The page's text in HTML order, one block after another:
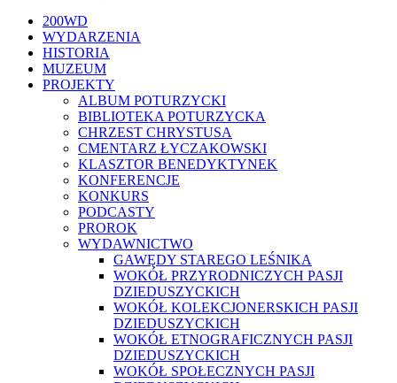
Close
Menu
200WD
WYDARZENIA
HISTORIA
MUZEUM
PROJEKTY
ALBUM POTURZYCKI
BIBLIOTEKA POTURZYCKA
CHRZEST CHRYSTUSA
CMENTARZ ŁYCZAKOWSKI
KLASZTOR BENEDYKTYNEK
KONFERENCJE
KONKURS
PODCASTY
PROROK
WYDAWNICTWO
GAWĘDY STAREGO LEŚNIKA
WOKÓŁ PRZYRODNICZYCH PASJI
DZIEDUSZYCKICH
WOKÓŁ KOLEKCJONERSKICH PASJI
DZIEDUSZYCKICH
WOKÓŁ ETNOGRAFICZNYCH PASJI
DZIEDUSZYCKICH
WOKÓŁ SPOŁECZNYCH PASJI